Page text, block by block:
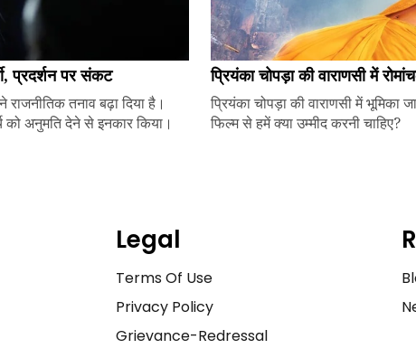
प्रदर्शन पर संकट
तनाव बढ़ा दिया है।
को अनुमति देने से इनकार किया।
प्रियंका चोपड़ा की वाराणसी में
प्रियंका चोपड़ा की वाराणसी में भूमिका
फिल्म से हमें क्या उम्मीद करनी चाहिए?
Legal
Terms Of Use
Privacy Policy
Grievance-Redressal